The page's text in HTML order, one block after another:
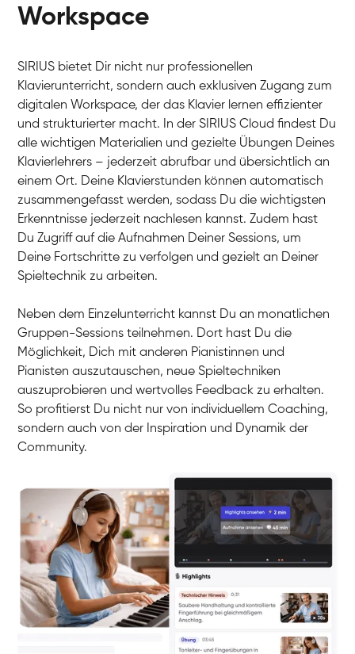
Klavier / Piano / Flügel
Klavier / Piano / Flügel
Hannes
Klavier / Piano / Flügel
Klavier / Piano / Flügel
Yuna
Klavier / Piano / Flügel
Camilla
Klavier / Piano / Flügel
Negin
Klavier / Piano / Flügel
Katarzyna
Klavier / Piano / Flügel
Workspace
SIRIUS bietet Dir nicht nur professionellen
Klavierunterricht, sondern auch exklusiven Zugang zum
digitalen Workspace, der das Klavier lernen effizienter
und strukturierter macht. In der SIRIUS Cloud findest Du
alle wichtigen Materialien und gezielte Übungen Deines
Klavierlehrers – jederzeit abrufbar und übersichtlich an
einem Ort. Deine Klavierstunden können automatisch
zusammengefasst werden, sodass Du die wichtigsten
Erkenntnisse jederzeit nachlesen kannst. Zudem hast
Du Zugriff auf die Aufnahmen Deiner Sessions, um
Deine Fortschritte zu verfolgen und gezielt an Deiner
Spieltechnik zu arbeiten.
Neben dem Einzelunterricht kannst Du an monatlichen
Gruppen-Sessions teilnehmen. Dort hast Du die
Möglichkeit, Dich mit anderen Pianistinnen und
Pianisten auszutauschen, neue Spieltechniken
auszuprobieren und wertvolles Feedback zu erhalten.
So profitierst Du nicht nur von individuellem Coaching,
sondern auch von der Inspiration und Dynamik der
Community.